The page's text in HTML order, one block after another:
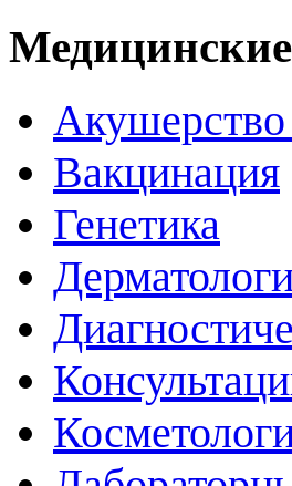
Акушерство
Вакцинация
Генетика